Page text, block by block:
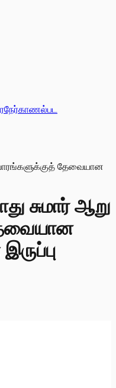
நேர்காணல்பட
சுமார் ஆறு